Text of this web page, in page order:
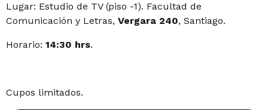
Lugar: Estudio de TV (piso -1). Facultad de
Comunicación y Letras, Vergara 240, Santiago.
Horario: 14:30 hrs.
Cupos limitados.